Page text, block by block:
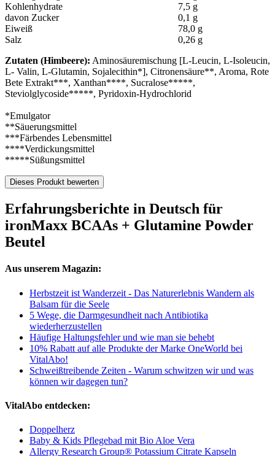
Kohlenhydrate
7,5 g
davon Zucker
0,1 g
Eiweiß
78,0 g
Salz
0,26 g
Zutaten (Himbeere): Aminosäuremischung [L-Leucin, L-Isoleucin,
L- Valin, L-Glutamin, Sojalecithin*], Citronensäure**, Aroma, Rote
Bete Extrakt***, Xanthan****, Sucralose*****,
Steviolglycoside*****, Pyridoxin-Hydrochlorid
*Emulgator
**Säuerungsmittel
***Färbendes Lebensmittel
****Verdickungsmittel
*****Süßungsmittel
Dieses Produkt bewerten
Erfahrungsberichte in Deutsch für
ironMaxx BCAAs + Glutamine Powder
Beutel
Aus unserem Magazin:
Herbstzeit ist Wanderzeit - Das Naturerlebnis Wandern als
Balsam für die Seele
5 Wege, die Darmgesundheit nach Antibiotika
wiederherzustellen
Häufige Haltungsfehler und wie man sie behebt
10% Rabatt auf alle Produkte der Marke OneWorld bei
VitalAbo!
Schweißtreibende Zeiten - Warum schwitzen wir und was
können wir dagegen tun?
VitalAbo entdecken:
Doppelherz
Baby & Kids Pflegebad mit Bio Aloe Vera
Allergy Research Group® Potassium Citrate Kapseln